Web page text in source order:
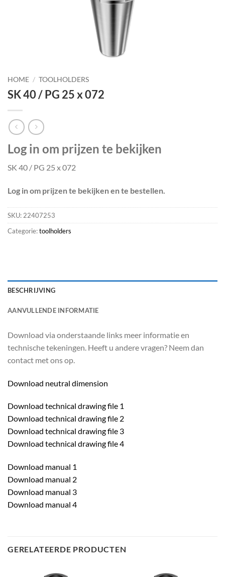
HOME / TOOLHOLDERS
SK 40 / PG 25 x 072
Log in om prijzen te bekijken
SK 40 / PG 25 x 072
Log in om prijzen te bekijken en te bestellen.
SKU: 22407253
Categorie:toolholders
BESCHRIJVING
AANVULLENDE INFORMATIE
Download via onderstaande links meer informatie en
technische tekeningen. Heeft u andere vragen? Neem dan
contact met ons op.
Download neutral dimension
Download technical drawing file 1
Download technical drawing file 2
Download technical drawing file 3
Download technical drawing file 4
Download manual 1
Download manual 2
Download manual 3
Download manual 4
GERELATEERDE PRODUCTEN